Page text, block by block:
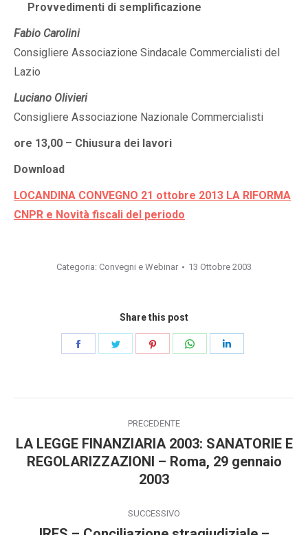
Provvedimenti di semplificazione
Fabio Carolini
Consigliere Associazione Sindacale Commercialisti del
Lazio
Luciano Olivieri
Consigliere Associazione Nazionale Commercialisti
ore 13,00 – Chiusura dei lavori
Download
LOCANDINA CONVEGNO 21 ottobre 2013 LA RIFORMA
CNPR e Novità fiscali del periodo
Categoria: Convegni e Webinar 13 Ottobre 2003
Share this post
Condividi Condividi Condividi Condividi
tra
PRECEDENTE
Post
precedente:
LA LEGGE FINANZIARIA 2003: SANATORIE E
REGOLARIZZAZIONI – Roma, 29 gennaio
2003
SUCCESSIVO